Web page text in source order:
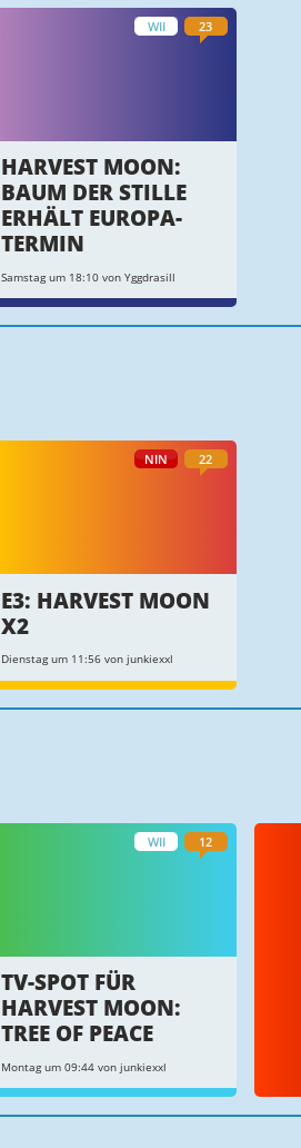
WII 23
HARVEST MOON:
BAUM DER STILLE
ERHÄLT EUROPA-
TERMIN
Samstag um 18:10 von Yggdrasill
NIN 22
E3: HARVEST MOON
X2
Dienstag um 11:56 von junkiexxl
WII 12
TV-SPOT FÜR
HARVEST MOON:
TREE OF PEACE
Montag um 09:44 von junkiexxl